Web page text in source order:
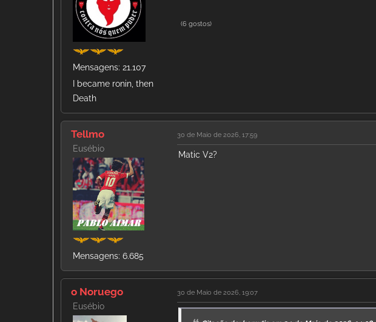
Mensagens: 21.107
I became ronin, then
Death
(6 gostos)
Tellmo
Eusébio
Mensagens: 6.685
30 de Maio de 2026, 17:59
Matic V2?
o Noruego
Eusébio
30 de Maio de 2026, 19:07